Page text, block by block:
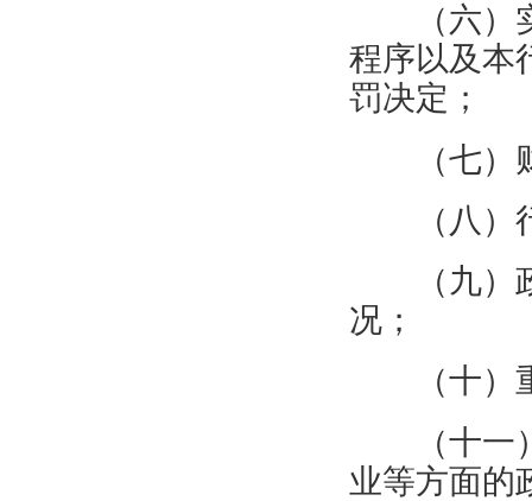
（六
程序以及本
罚决定；
（七
（八
（九
况；
（十
（十
业等方面的